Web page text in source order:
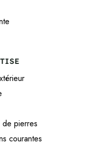
de pierres
courantes